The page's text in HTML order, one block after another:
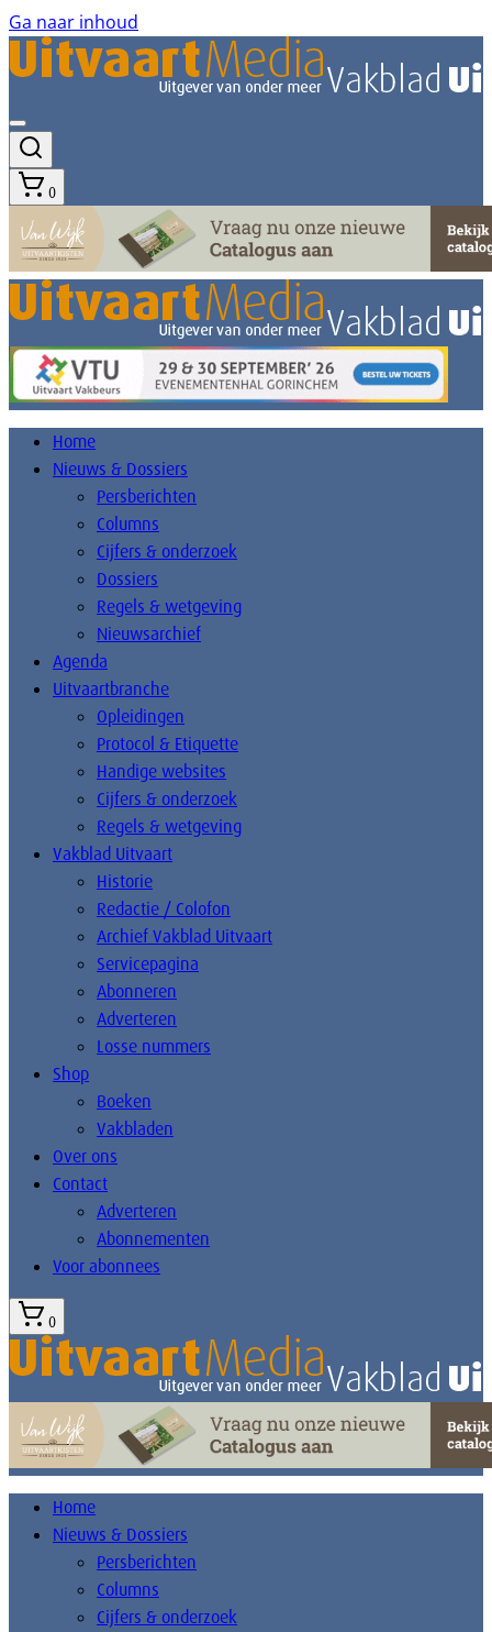
Ga naar inhoud
0
Home
Nieuws & Dossiers
Persberichten
Columns
Cijfers & onderzoek
Dossiers
Regels & wetgeving
Nieuwsarchief
Agenda
Uitvaartbranche
Opleidingen
Protocol & Etiquette
Handige websites
Cijfers & onderzoek
Regels & wetgeving
Vakblad Uitvaart
Historie
Redactie / Colofon
Archief Vakblad Uitvaart
Servicepagina
Abonneren
Adverteren
Losse nummers
Shop
Boeken
Vakbladen
Over ons
Contact
Adverteren
Abonnementen
Voor abonnees
0
Home
Nieuws & Dossiers
Persberichten
Columns
Cijfers & onderzoek